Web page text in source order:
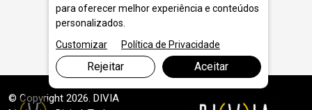
© Copyright 2026. DIVIA
para oferecer melhor experiência e conteúdos
personalizados.
Customizar
Política de Privacidade
Rejeitar Aceitar